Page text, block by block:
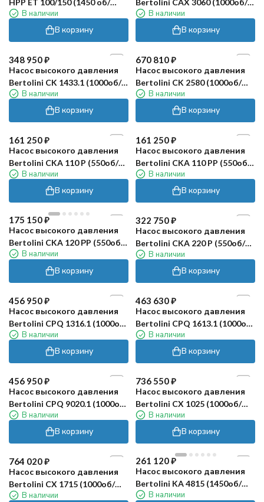
мин)В наличии
В корзину
мин, сталь 316, 600бар)
В наличии
В корзину
348 950₽
Насос высокого давления
Bertolini CK 1433.1 (1000об/
мин)В наличии
В корзину
670 810₽
Насос высокого давления
Bertolini CK 2580 (1000об/
мин)В наличии
В корзину
161 250₽
Насос высокого давления
Bertolini CKA 110 P (550об/
мин)В наличии
В корзину
161 250₽
Насос высокого давления
Bertolini CKA 110 PP (550об/
мин)В наличии
В корзину
175 150₽
Насос высокого давления
Bertolini CKA 120 РP (550об/
мин)В наличии
В корзину
322 750₽
Насос высокого давления
Bertolini CKA 220 P (550об/
мин)В наличии
В корзину
456 950₽
Насос высокого давления
Bertolini CPQ 1316.1 (1000об/
мин)В наличии
В корзину
463 630₽
Насос высокого давления
Bertolini CPQ 1613.1 (1000об/
мин)В наличии
В корзину
456 950₽
Насос высокого давления
Bertolini CPQ 9020.1 (1000об/
мин)В наличии
В корзину
736 550₽
Насос высокого давления
Bertolini CX 1025 (1000об/
мин)В наличии
В корзину
764 020₽
Насос высокого давления
Bertolini CX 1715 (1000об/
мин)В наличии
261 120₽
Насос высокого давления
Bertolini KA 4815 (1450об/
мин, сталь 316)
В наличии